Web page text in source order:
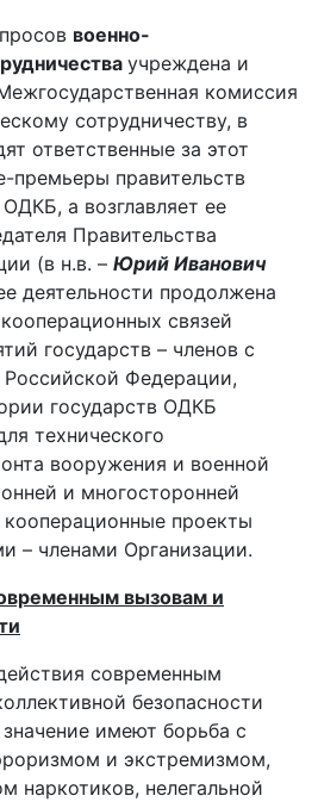
военно-
учреждена и
комиссия
сотрудничеству, в
ответственные за этот
премьеры правительств
а возглавляет ее
Правительства
(в н.в. – Юрий Иванович
деятельности продолжена
связей
государств – членов с
Федерации,
государств ОДКБ
технического
вооружения и военной
и многосторонней
проекты
– членами Организации.
вызовам и
современным
безопасности
имеют борьба с
и экстремизмом,
наркотиков, нелегальной